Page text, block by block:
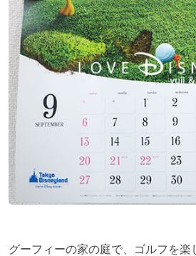
グーフィーの家の庭で、ゴルフを楽